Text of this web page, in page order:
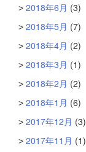
2018年6月 (3)
2018年5月 (7)
2018年4月 (2)
2018年3月 (1)
2018年2月 (2)
2018年1月 (6)
2017年12月 (3)
2017年11月 (1)